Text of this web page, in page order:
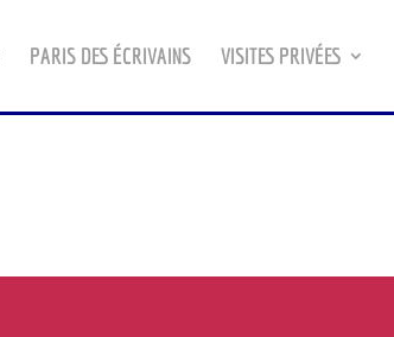
PARIS DES ÉCRIVAINS VISITES PRIVÉES